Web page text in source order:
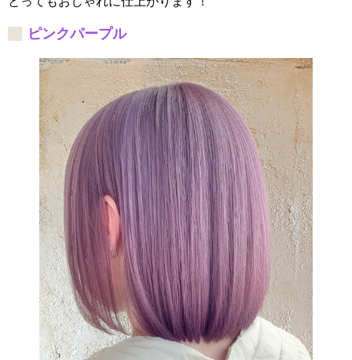
ピンクパープル